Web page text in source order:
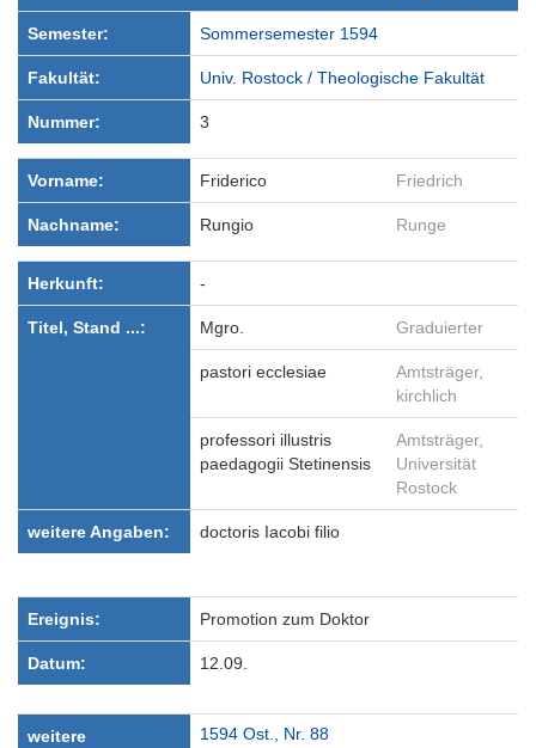
Semester: Sommersemester 1594
Fakultät: Univ. Rostock / Theologische Fakultät
Nummer: 3
Vorname: Friderico Friedrich
Nachname: Rungio Runge
Herkunft: -
Titel, Stand ...: Mgro. Graduierter
pastori ecclesiae
Amtsträger,
kirchlich
professori illustris
paedagogii Stetinensis
Amtsträger,
Universität
Rostock
weitere Angaben: doctoris Iacobi filio
Ereignis: Promotion zum Doktor
Datum: 12.09.
weitere
1594 Ost., Nr. 88